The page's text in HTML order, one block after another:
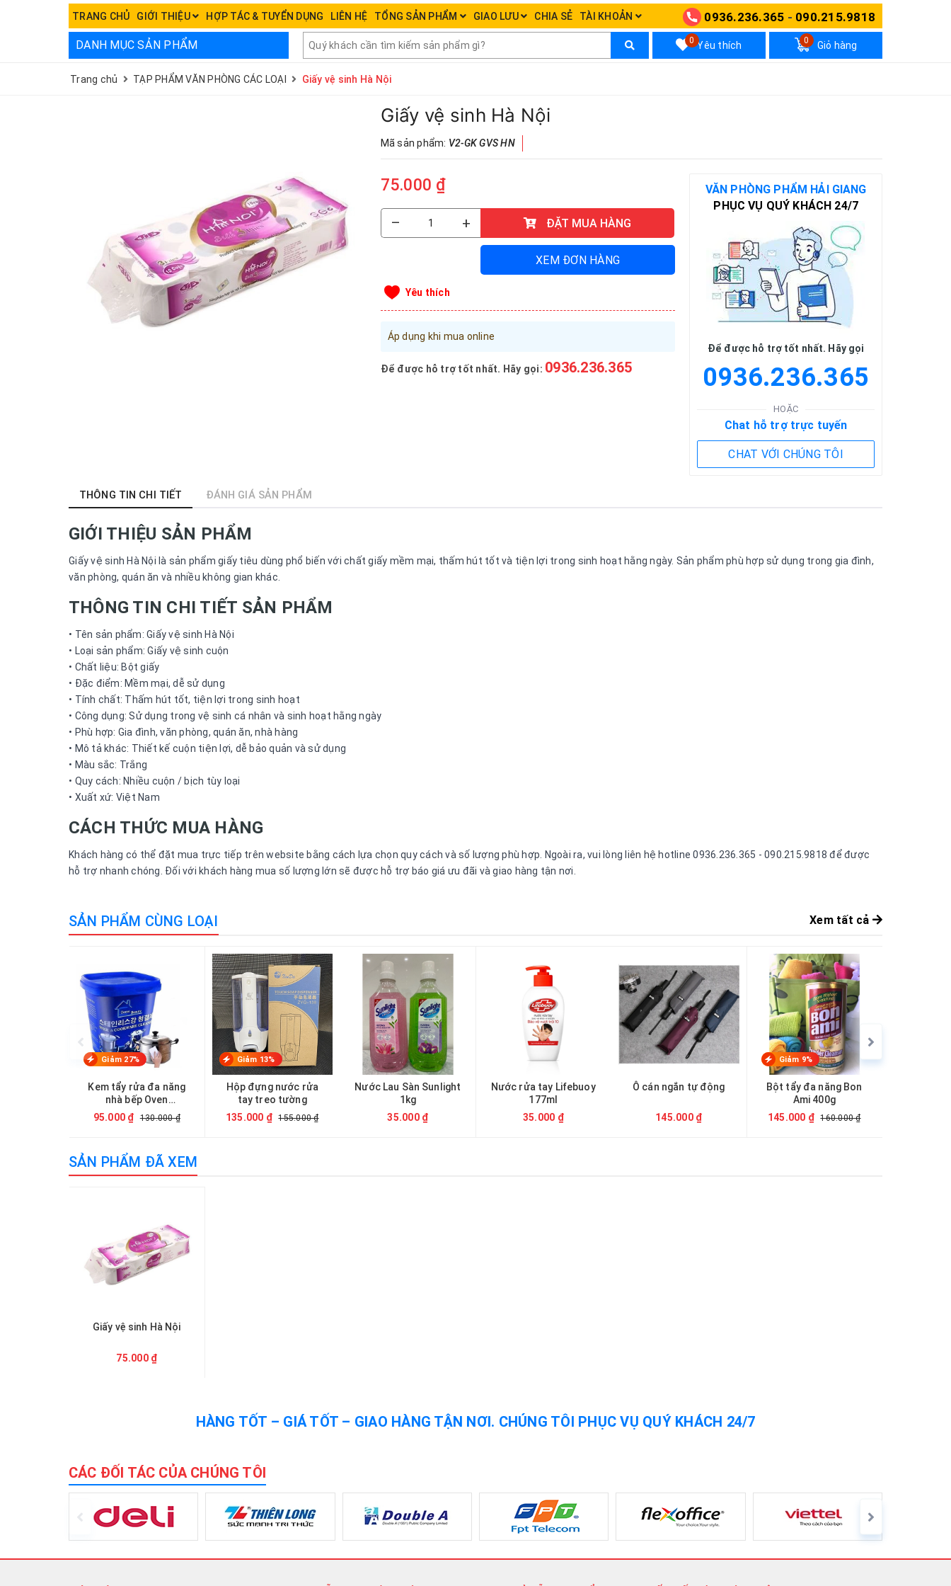
TRANG CHỦ GIỚI THIỆU HỢP TÁC & TUYỂN DỤNG LIÊN HỆ TỔNG SẢN PHẨM GIAO LƯU CHIA SẺ TÀI KHOẢN 0936.236.365 - 090.215.9818
DANH MỤC SẢN PHẨM Yêu thích
0 Giỏ hàng
0
Trang chủ TẠP PHẨM VĂN PHÒNG CÁC LOẠI Giấy vệ sinh Hà Nội
Giấy vệ sinh Hà Nội
Mã sản phẩm: V2-GK GVS HN
75.000 ₫
– + ĐẶT MUA HÀNG
XEM ĐƠN HÀNG
Yêu thích
Áp dụng khi mua online
Để được hỗ trợ tốt nhất. Hãy gọi: 0936.236.365
VĂN PHÒNG PHẨM HẢI GIANG
PHỤC VỤ QUÝ KHÁCH 24/7
Để được hỗ trợ tốt nhất. Hãy gọi
0936.236.365
HOẶC
Chat hỗ trợ trực tuyến
CHAT VỚI CHÚNG TÔI
THÔNG TIN CHI TIẾT ĐÁNH GIÁ SẢN PHẨM
GIỚI THIỆU SẢN PHẨM
Giấy vệ sinh Hà Nội là sản phẩm giấy tiêu dùng phổ biến với chất giấy mềm mại, thấm hút tốt và tiện lợi trong sinh hoạt hằng ngày. Sản phẩm phù hợp sử dụng trong gia đình,
văn phòng, quán ăn và nhiều không gian khác.
THÔNG TIN CHI TIẾT SẢN PHẨM
• Tên sản phẩm: Giấy vệ sinh Hà Nội
• Loại sản phẩm: Giấy vệ sinh cuộn
• Chất liệu: Bột giấy
• Đặc điểm: Mềm mại, dễ sử dụng
• Tính chất: Thấm hút tốt, tiện lợi trong sinh hoạt
• Công dụng: Sử dụng trong vệ sinh cá nhân và sinh hoạt hằng ngày
• Phù hợp: Gia đình, văn phòng, quán ăn, nhà hàng
• Mô tả khác: Thiết kế cuộn tiện lợi, dễ bảo quản và sử dụng
• Màu sắc: Trắng
• Quy cách: Nhiều cuộn / bịch tùy loại
• Xuất xứ: Việt Nam
CÁCH THỨC MUA HÀNG
Khách hàng có thể đặt mua trực tiếp trên website bằng cách lựa chọn quy cách và số lượng phù hợp. Ngoài ra, vui lòng liên hệ hotline 0936.236.365 - 090.215.9818 để được
hỗ trợ nhanh chóng. Đối với khách hàng mua số lượng lớn sẽ được hỗ trợ báo giá ưu đãi và giao hàng tận nơi.
SẢN PHẨM CÙNG LOẠI Xem tất cả
Giảm 27%
Kem tẩy rửa đa năng
nhà bếp Oven
Cookware Cleaner
500g
95.000 ₫ 130.000 ₫
Giảm 13%
Hộp đựng nước rửa
tay treo tường
135.000 ₫ 155.000 ₫
Nước Lau Sàn Sunlight
1kg
35.000 ₫
Nước rửa tay Lifebuoy
177ml
35.000 ₫
Ô cán ngắn tự động
145.000 ₫
Giảm 9%
Bột tẩy đa năng Bon
Ami 400g
145.000 ₫ 160.000 ₫
SẢN PHẨM ĐÃ XEM
Giấy vệ sinh Hà Nội
75.000 ₫
HÀNG TỐT – GIÁ TỐT – GIAO HÀNG TẬN NƠI. CHÚNG TÔI PHỤC VỤ QUÝ KHÁCH 24/7
CÁC ĐỐI TÁC CỦA CHÚNG TÔI